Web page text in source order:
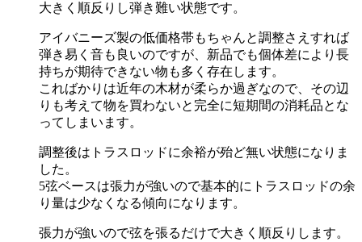
大きく順反りし弾き難い状態です。
アイバニーズ製の低価格帯もちゃんと調整さえすれば
弾き易く音も良いのですが、新品でも個体差により長
持ちが期待できない物も多く存在します。
こればかりは近年の木材が柔らか過ぎなので、その辺
りも考えて物を買わないと完全に短期間の消耗品とな
ってしまいます。
調整後はトラスロッドに余裕が殆ど無い状態になりま
した。
5弦ベースは張力が強いので基本的にトラスロッドの余
り量は少なくなる傾向になります。
張力が強いので弦を張るだけで大きく順反りします。